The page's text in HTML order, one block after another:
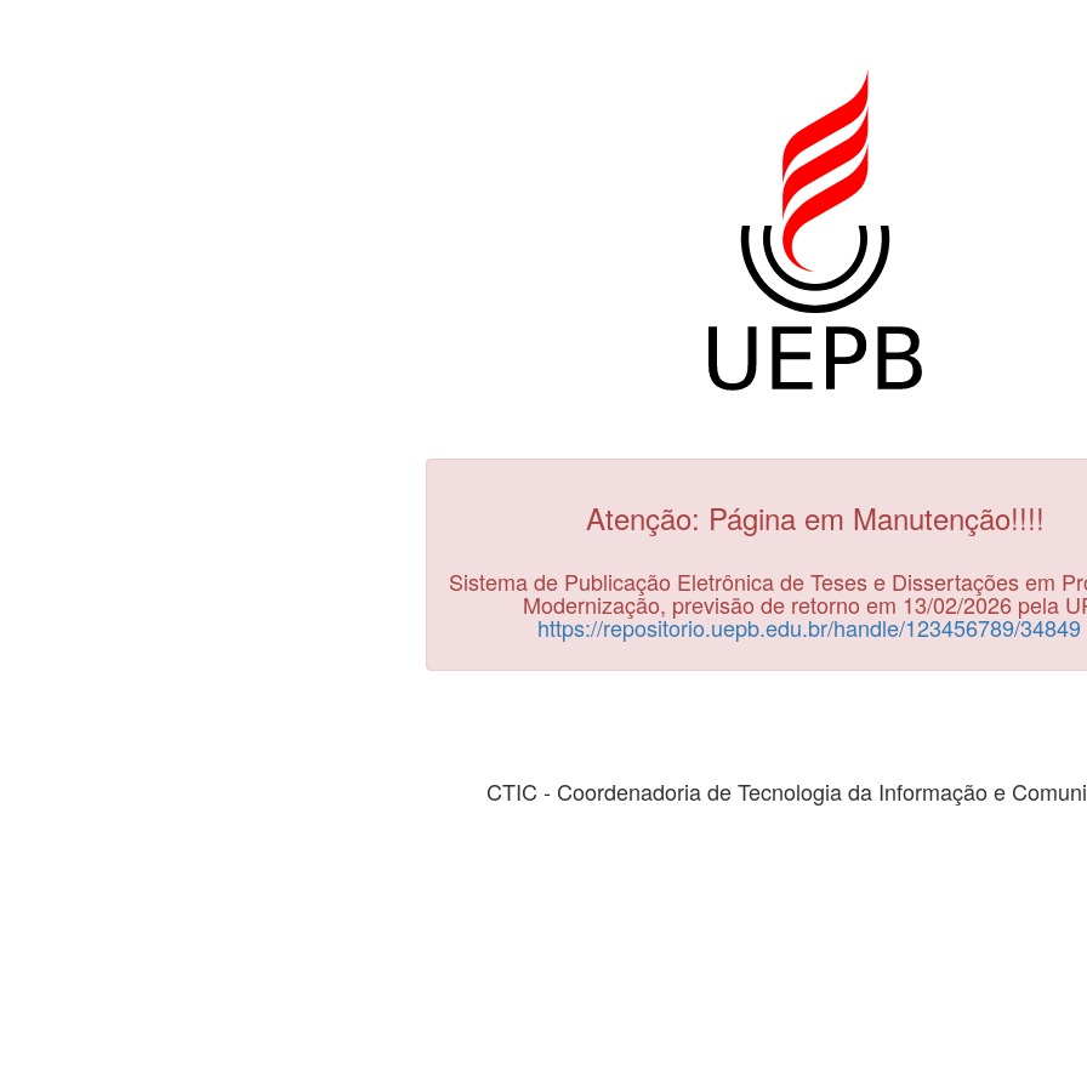
Atenção: Página em Manutenção!!!!
Sistema de Publicação Eletrônica de Teses e Dissertações em
Modernização, previsão de retorno em 13/02/2026 pela
https://repositorio.uepb.edu.br/handle/123456789/34849
CTIC - Coordenadoria de Tecnologia da Informação e